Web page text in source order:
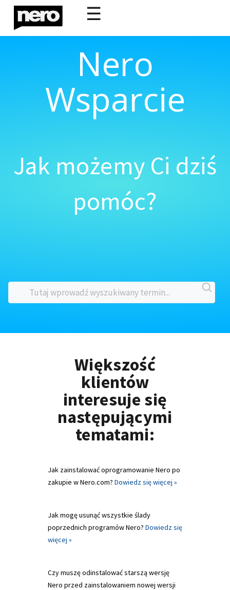
☰
Nero
Wsparcie
Jak możemy Ci dziś
pomóc?
Większość
klientów
interesuje się
następującymi
tematami:
Jak zainstalować oprogramowanie Nero po
zakupie w Nero.com? Dowiedz się więcej »
Jak mogę usunąć wszystkie ślady
poprzednich programów Nero? Dowiedz się
więcej »
Czy muszę odinstalować starszą wersję
Nero przed zainstalowaniem nowej wersji